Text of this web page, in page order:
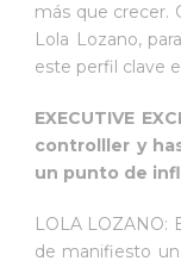
más que crecer.
Lola Lozano,
este perfil clave
EXECUTIVE
controlller y
un punto de
LOLA LOZANO:
de manifiesto